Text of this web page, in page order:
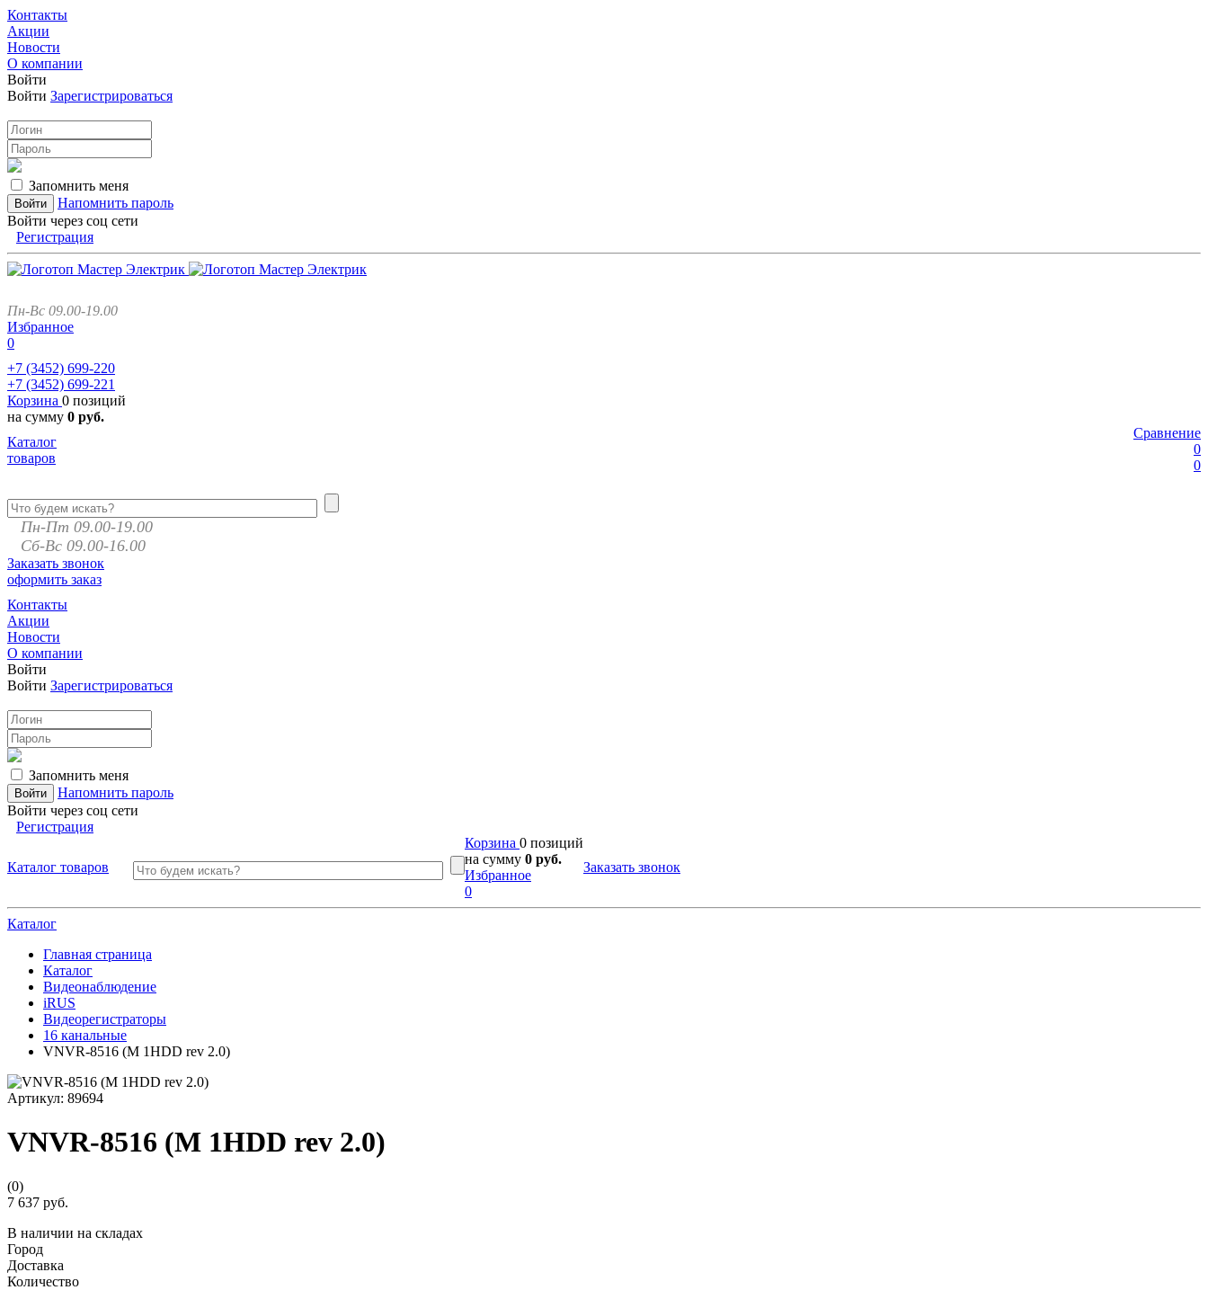
Контакты
Акции
Новости
О компании
Войти
Войти Зарегистрироваться
Запомнить меня
Напомнить пароль
Войти через соц сети
Регистрация
Пн-Вс 09.00-19.00
Избранное
0
+7 (3452) 699-220
+7 (3452) 699-221
Корзина 0 позиций
на сумму 0 руб.
Сравнение
0
0
Каталог
товаров
Пн-Пт 09.00-19.00
Сб-Вс 09.00-16.00
Заказать звонок
оформить заказ
Контакты
Акции
Новости
О компании
Войти
Войти Зарегистрироваться
Запомнить меня
Напомнить пароль
Войти через соц сети
Регистрация
Каталог товаров
Корзина 0 позиций
на сумму 0 руб.
Избранное
0
Заказать звонок
Каталог
Главная страница
Каталог
Видеонаблюдение
iRUS
Видеорегистраторы
16 канальные
VNVR-8516 (M 1HDD rev 2.0)
Артикул: 89694
VNVR-8516 (M 1HDD rev 2.0)
(0)
7 637 руб.
В наличии на складах
Город
Доставка
Количество